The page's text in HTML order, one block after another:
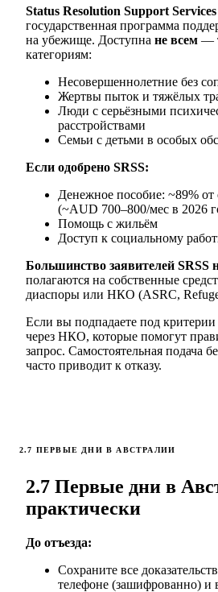
Status Resolution Support Services
государственная программа
на убежище. Доступна не всем —
категориям:
Несовершеннолетние без
Жертвы пыток и тяжёлых
Люди с серьёзными
расстройствами
Семьи с детьми в особых
Если одобрено SRSS:
Денежное пособие: ~89% от
(~AUD 700–800/мес в 2026
Помощь с жильём
Доступ к социальному
Большинство заявителей SRSS
полагаются на собственные
диаспоры или НКО (ASRC,
Если вы подпадаете под
через НКО, которые помогут
запрос. Самостоятельная подача
часто приводит к отказу.
2.7 ПЕРВЫЕ ДНИ В АВСТРАЛИИ
2.7 Первые дни в
практически
До отъезда:
Сохраните все
телефоне (зашифрованно) и